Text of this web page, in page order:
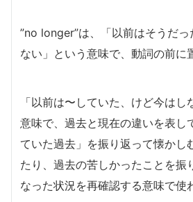
”no longer”は、「以前はそうだ
ない」という意味で、動詞の前に
「以前は〜していた、けど今はし
意味で、過去と現在の違いを表し
ていた過去」を振り返って懐かし
たり、過去の苦しかったことを振
なった状況を再確認する意味で使